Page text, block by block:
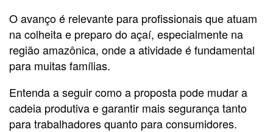
O avanço é relevante para profissionais que atuam
na colheita e preparo do açaí, especialmente na
região amazônica, onde a atividade é fundamental
para muitas famílias.
Entenda a seguir como a proposta pode mudar a
cadeia produtiva e garantir mais segurança tanto
para trabalhadores quanto para consumidores.